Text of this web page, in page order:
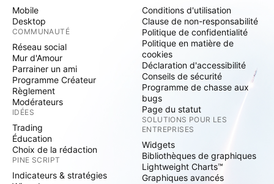
Mobile
Desktop
COMMUNAUTÉ
Réseau social
Mur d'Amour
Parrainer un ami
Programme Créateur
Règlement
Modérateurs
IDÉES
Trading
Éducation
Choix de la rédaction
PINE SCRIPT
Indicateurs & stratégies
Conditions d'utilisation
Clause de non-responsabilité
Politique de confidentialité
Politique en matière de
cookies
Déclaration d'accessibilité
Conseils de sécurité
Programme de chasse aux
bugs
Page du statut
SOLUTIONS POUR LES
ENTREPRISES
Widgets
Bibliothèques de graphiques
Lightweight Charts™
Graphiques avancés